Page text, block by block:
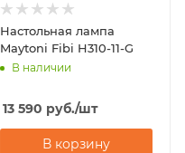
Настольная лампа
Maytoni Fibi H310-11-G
В наличии
13 590 руб./шт
В корзину